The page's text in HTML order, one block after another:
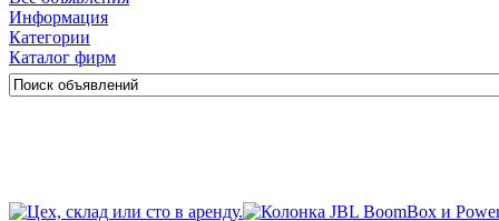
Информация
Категории
Каталог фирм